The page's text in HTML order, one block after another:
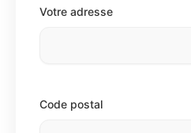
Votre adresse
Code postal